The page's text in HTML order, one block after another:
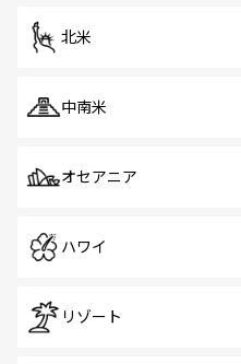
北米
中南米
オセアニア
ハワイ
リゾート